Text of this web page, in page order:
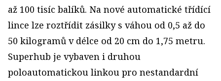
až 100 tisíc balíků. Na nové automatické třídící
lince lze roztřídit zásilky s váhou od 0,5 až do
50 kilogramů v délce od 20 cm do 1,75 metru.
Superhub je vybaven i druhou
poloautomatickou linkou pro nestandardní